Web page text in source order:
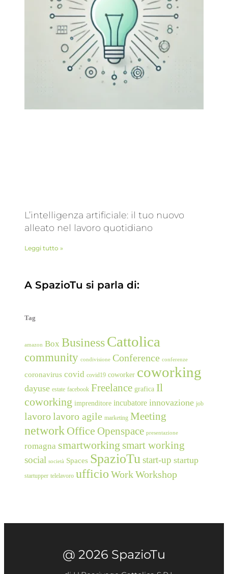
L’intelligenza artificiale: il tuo nuovo
alleato nel lavoro quotidiano
Leggi tutto »
A SpazioTu si parla di:
Tag
amazon Box BusinessCattolica
community condivisione Conference conferenze
coronavirus covid covid19 coworker coworking
dayuse estate facebook Freelance grafica Il
coworking imprenditore incubatore innovazione job
lavorolavoro agile marketing Meeting
network Office Openspace presentazione
romagna smartworking smart working
social società Spaces SpazioTustart-up startup
startupper telelavoro ufficio WorkWorkshop
@ 2026 SpazioTu